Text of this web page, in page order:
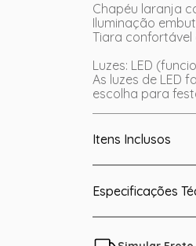
Chapéu laranja
Iluminação
Tiara confortável
Luzes: LED
As luzes de LED
escolha para
Itens Inclusos
Especificações